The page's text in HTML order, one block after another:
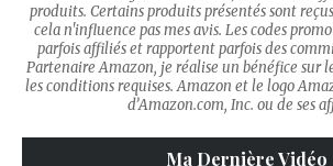
produits. Certains produits présentés sont
cela n'influence pas mes avis. Les codes
parfois affiliés et rapportent parfois des
Partenaire Amazon, je réalise un bénéfice sur
les conditions requises. Amazon et le logo
d’Amazon.com, Inc. ou de ses
Ma Dernière Vidéo